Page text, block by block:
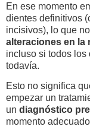
En ese momento
dientes definitivos
incisivos), lo que
alteraciones en la
incluso si todos los
todavía.
Esto no significa
empezar un
un diagnóstico
momento